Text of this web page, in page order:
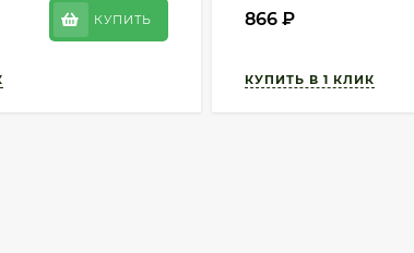
КУПИТЬ 866 ₽